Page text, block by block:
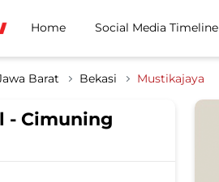
Home Social Media Timeline
Barat Bekasi Mustikajaya
- Cimuning